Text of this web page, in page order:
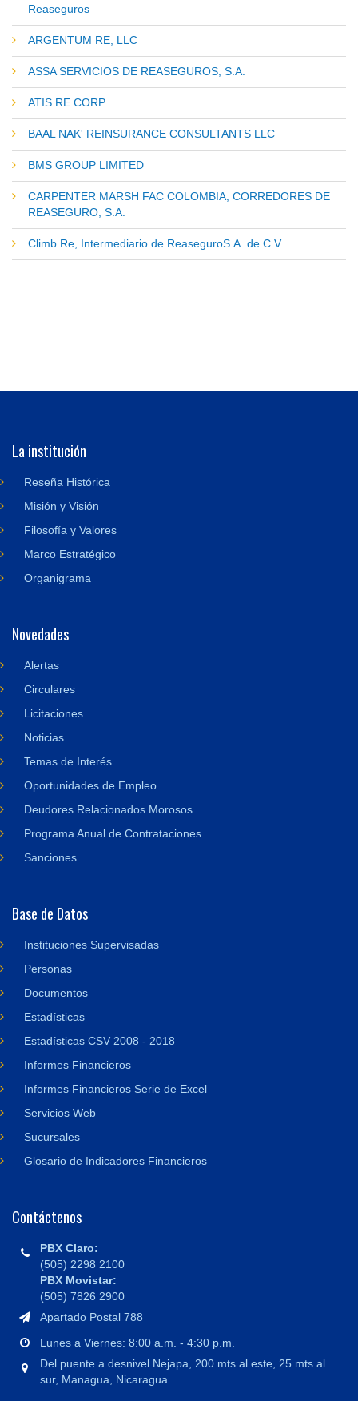
Reaseguros
ARGENTUM RE, LLC
ASSA SERVICIOS DE REASEGUROS, S.A.
ATIS RE CORP
BAAL NAK' REINSURANCE CONSULTANTS LLC
BMS GROUP LIMITED
CARPENTER MARSH FAC COLOMBIA, CORREDORES DE
REASEGURO, S.A.
Climb Re, Intermediario de ReaseguroS.A. de C.V
La institución
Reseña Histórica
Misión y Visión
Filosofía y Valores
Marco Estratégico
Organigrama
Novedades
Alertas
Circulares
Licitaciones
Noticias
Temas de Interés
Oportunidades de Empleo
Deudores Relacionados Morosos
Programa Anual de Contrataciones
Sanciones
Base de Datos
Instituciones Supervisadas
Personas
Documentos
Estadísticas
Estadísticas CSV 2008 - 2018
Informes Financieros
Informes Financieros Serie de Excel
Servicios Web
Sucursales
Glosario de Indicadores Financieros
Contáctenos
PBX Claro:
(505) 2298 2100
PBX Movistar:
(505) 7826 2900
Apartado Postal 788
Lunes a Viernes: 8:00 a.m. - 4:30 p.m.
Del puente a desnivel Nejapa, 200 mts al este, 25 mts al
sur, Managua, Nicaragua.